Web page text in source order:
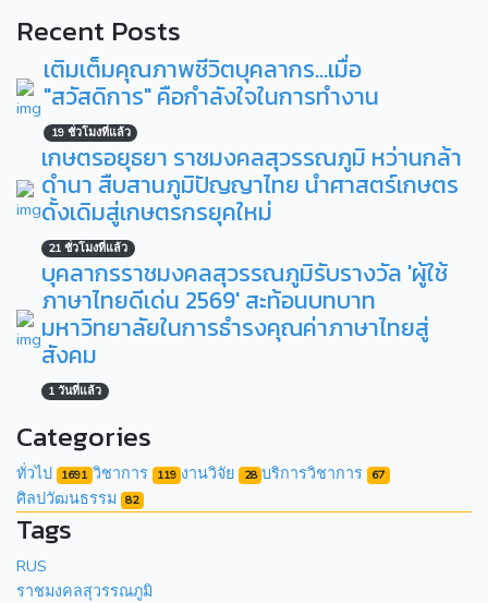
Recent Posts
เติมเต็มคุณภาพชีวิตบุคลากร...เมื่อ
"สวัสดิการ" คือกำลังใจในการทำงาน
19 ชั่วโมงที่แล้ว
เกษตรอยุธยา ราชมงคลสุวรรณภูมิ หว่านกล้า
ดำนา สืบสานภูมิปัญญาไทย นำศาสตร์เกษตร
ดั้งเดิมสู่เกษตรกรยุคใหม่
21 ชั่วโมงที่แล้ว
บุคลากรราชมงคลสุวรรณภูมิรับรางวัล 'ผู้ใช้
ภาษาไทยดีเด่น 2569' สะท้อนบทบาท
มหาวิทยาลัยในการธำรงคุณค่าภาษาไทยสู่
สังคม
1 วันที่แล้ว
Categories
ทั่วไป 1691 วิชาการ 119 งานวิจัย 28 บริการวิชาการ 67
ศิลปวัฒนธรรม 82
Tags
RUS
ราชมงคลสุวรรณภูมิ